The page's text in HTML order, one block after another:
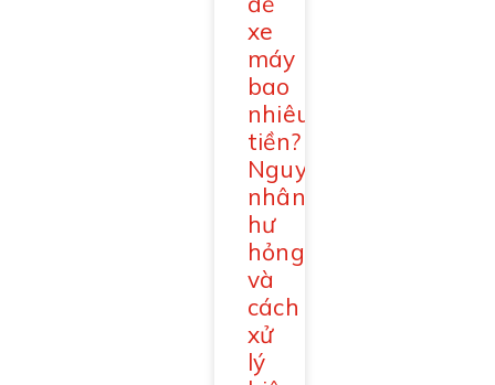
xe
máy
bao
nhiêu
tiền?
Nguyên
nhân
hư
hỏng
và
cách
xử
lý